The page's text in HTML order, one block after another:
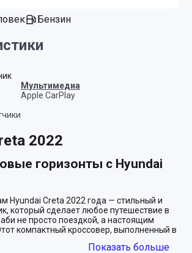
Бензин
Мультимедиа
Apple CarPlay
2022
горизонты с Hyundai
Hyundai Creta 2022 года — стильный и
который сделает любое путешествие в
не просто поездкой, а настоящим
компактный кроссовер, выполненный в
и уверенность на любой дороге.
Показать больше